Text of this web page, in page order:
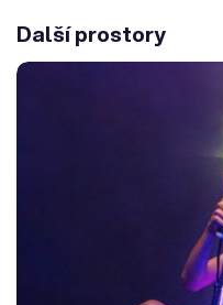
Další prostory